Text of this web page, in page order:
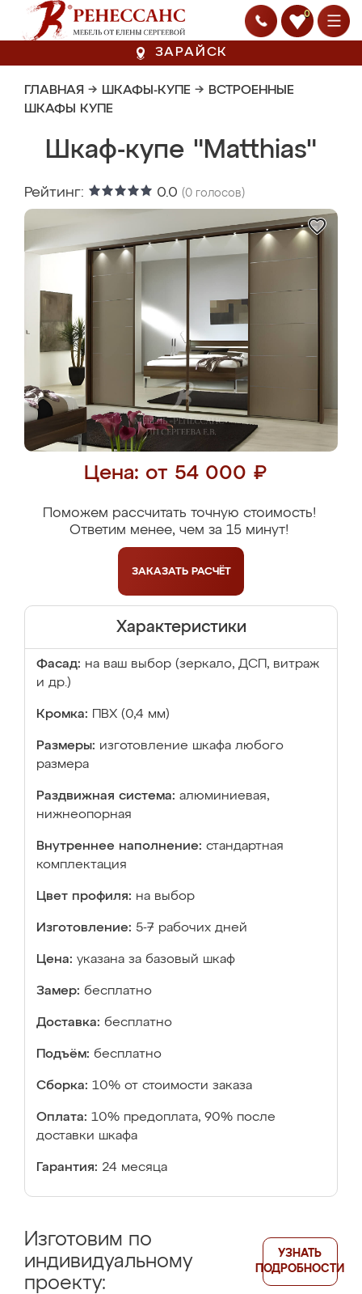
0
ЗАРАЙСК
ГЛАВНАЯ → ШКАФЫ-КУПЕ → ВСТРОЕННЫЕ
ШКАФЫ КУПЕ
Шкаф-купе "Matthias"
Рейтинг: 0.0 (0 голосов)
Цена: от 54 000 ₽
Поможем рассчитать точную стоимость!
Ответим менее, чем за 15 минут!
ЗАКАЗАТЬ РАСЧЁТ
Характеристики
Фасад: на ваш выбор (зеркало, ДСП, витраж
и др.)
Кромка: ПВХ (0,4 мм)
Размеры: изготовление шкафа любого
размера
Раздвижная система: алюминиевая,
нижнеопорная
Внутреннее наполнение: стандартная
комплектация
Цвет профиля: на выбор
Изготовление: 5-7 рабочих дней
Цена: указана за базовый шкаф
Замер: бесплатно
Доставка: бесплатно
Подъём: бесплатно
Сборка: 10% от стоимости заказа
Оплата: 10% предоплата, 90% после
доставки шкафа
Гарантия: 24 месяца
Изготовим по
индивидуальному
проекту:
УЗНАТЬ
ПОДРОБНОСТИ